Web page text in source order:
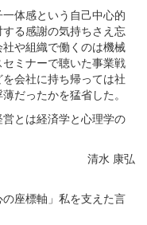
体感という自己中心的
る感謝の気持ちさえ忘
や組織で働くのは機械
ミナーで聴いた事業戦
会社に持ち帰っては社
だったかを猛省した。
とは経済学と心理学の
清水 康弘
座標軸」私を支えた言